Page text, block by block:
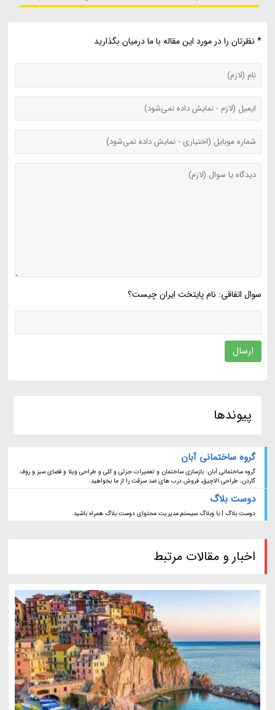
* نظرتان را در مورد این مقاله با ما درمیان بگذارید
سوال اتفاقی: نام پایتخت ایران چیست؟
ارسال
پیوندها
گروه ساختمانی آبان
گروه ساختمانی آبان: بازسازی ساختمان و تعمیرات جزئی و کلی و طراحی ویلا و فضای سبز و روف
گاردن، طراحی الاچیق، فروش درب های ضد سرقت را از ما بخواهید.
دوست بلاگ
دوست بلاگ | با وبلاگ سیستم مدیریت محتوای دوست بلاگ همراه باشید.
اخبار و مقالات مرتبط